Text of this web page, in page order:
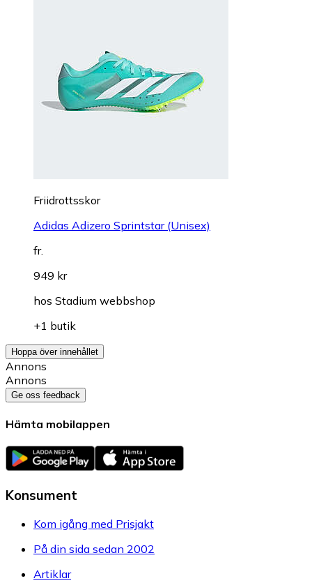
Friidrottsskor
Adidas Adizero Sprintstar (Unisex)
fr.
949 kr
hos Stadium webbshop
+1 butik
Hoppa över innehållet
Annons
Annons
Ge oss feedback
Hämta mobilappen
Konsument
Kom igång med Prisjakt
På din sida sedan 2002
Artiklar